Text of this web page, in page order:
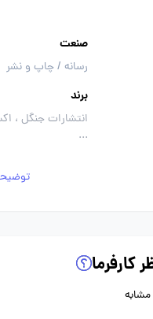
صنعت
رسانه / چاپ و نشر
برند
انتشارات جنگل ،
...